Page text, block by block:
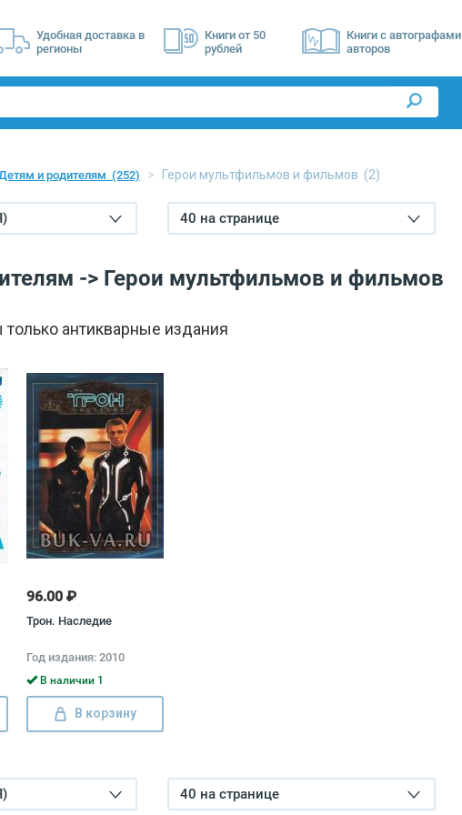
Удобная доставка в
регионы
Книги от 50
рублей
Книги с автографами
авторов
и родителям (252) Герои мультфильмов и фильмов (2)
40 на странице
-> Герои мультфильмов и фильмов
только антикварные издания
96.00 ₽
Трон. Наследие
Год издания: 2010
В наличии 1
В корзину
40 на странице